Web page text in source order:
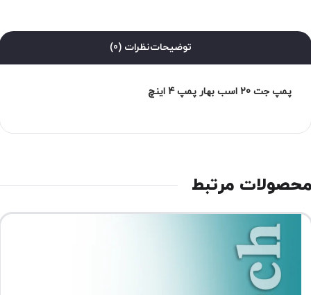
توضیحاتنظرات (0)
پمپ جت 20 اسب بهار پمپ 4 اینچ
مرتبط